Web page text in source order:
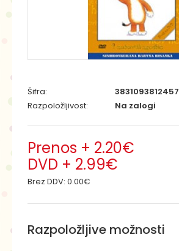
Šifra:
3831093812457
Razpoložljivost:
Na zalogi
Prenos + 2.20€
DVD + 2.99€
Brez DDV: 0.00€
Razpoložljive možnosti